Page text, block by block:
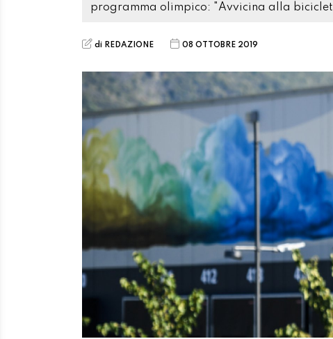
programma olimpico: "Avvicina alla
di REDAZIONE 08 OTTOBRE 2019